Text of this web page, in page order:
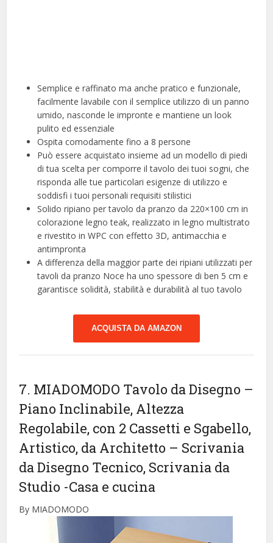
Semplice e raffinato ma anche pratico e funzionale,
facilmente lavabile con il semplice utilizzo di un panno
umido, nasconde le impronte e mantiene un look
pulito ed essenziale
Ospita comodamente fino a 8 persone
Può essere acquistato insieme ad un modello di piedi
di tua scelta per comporre il tavolo dei tuoi sogni, che
risponda alle tue particolari esigenze di utilizzo e
soddisfi i tuoi personali requisiti stilistici
Solido ripiano per tavolo da pranzo da 220×100 cm in
colorazione legno teak, realizzato in legno multistrato
e rivestito in WPC con effetto 3D, antimacchia e
antimpronta
A differenza della maggior parte dei ripiani utilizzati per
tavoli da pranzo Noce ha uno spessore di ben 5 cm e
garantisce solidità, stabilità e durabilità al tuo tavolo
ACQUISTA DA AMAZON
7. MIADOMODO Tavolo da Disegno –
Piano Inclinabile, Altezza
Regolabile, con 2 Cassetti e Sgabello,
Artistico, da Architetto – Scrivania
da Disegno Tecnico, Scrivania da
Studio -Casa e cucina
By MIADOMODO